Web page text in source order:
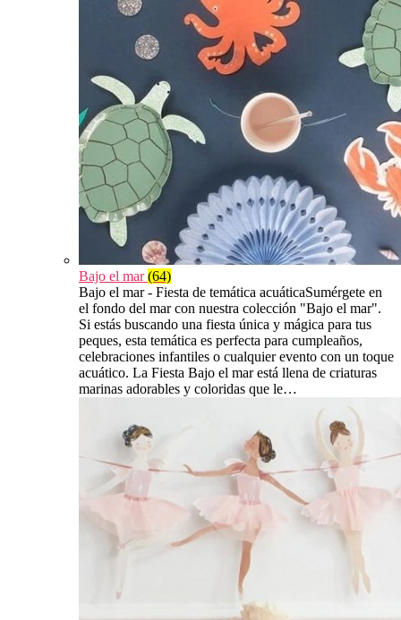
Bajo el mar(64)
Bajo el mar - Fiesta de temática acuáticaSumérgete en
el fondo del mar con nuestra colección "Bajo el mar".
Si estás buscando una fiesta única y mágica para tus
peques, esta temática es perfecta para cumpleaños,
celebraciones infantiles o cualquier evento con un toque
acuático. La Fiesta Bajo el mar está llena de criaturas
marinas adorables y coloridas que le…